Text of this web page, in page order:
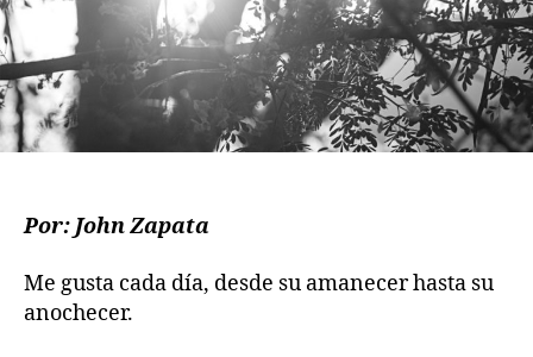
Por: John Zapata
Me gusta cada día, desde su amanecer hasta su
anochecer.